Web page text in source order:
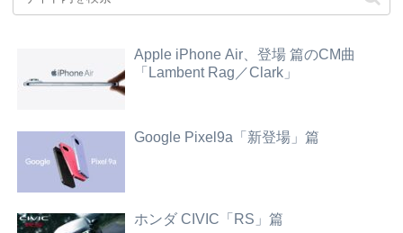
Apple iPhone Air、登場 篇のCM曲
「Lambent Rag／Clark」
Google Pixel9a「新登場」篇
ホンダ CIVIC「RS」篇